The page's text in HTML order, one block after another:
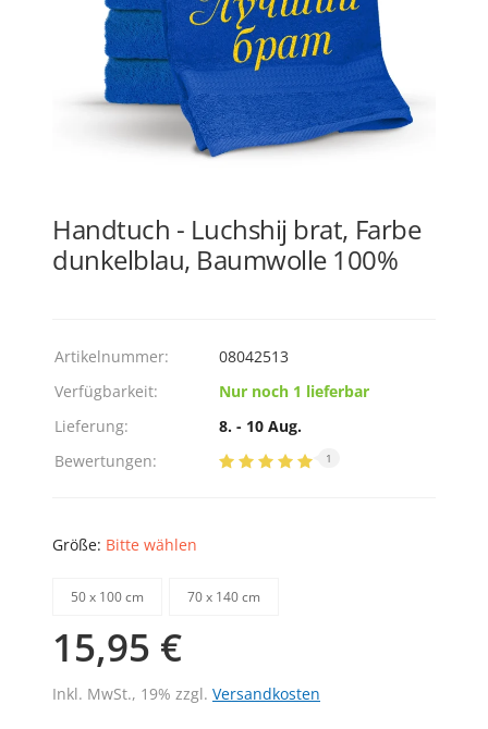
Handtuch - Luchshij brat, Farbe
dunkelblau, Baumwolle 100%
Artikelnummer:
08042513
Verfügbarkeit:
Nur noch 1 lieferbar
Lieferung:
8. - 10 Aug.
Bewertungen:
1
Größe: Bitte wählen
50 х 100 cm 70 х 140 cm
15,95 €
Inkl. MwSt., 19% zzgl. Versandkosten